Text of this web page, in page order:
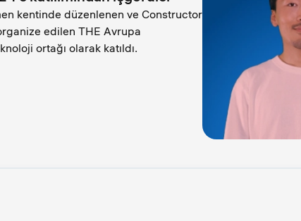
kentinde düzenlenen ve Constructor
edilen THE Avrupa
ortağı olarak katıldı.